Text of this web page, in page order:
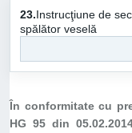
23.Instrucţiune de
spălător veselă
În conformitate cu
HG 95 din